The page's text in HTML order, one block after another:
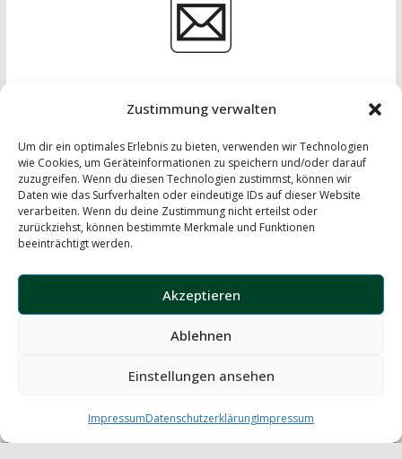
Zustimmung verwalten
Um dir ein optimales Erlebnis zu bieten, verwenden wir Technologien
wie Cookies, um Geräteinformationen zu speichern und/oder darauf
zuzugreifen. Wenn du diesen Technologien zustimmst, können wir
Daten wie das Surfverhalten oder eindeutige IDs auf dieser Website
verarbeiten. Wenn du deine Zustimmung nicht erteilst oder
zurückziehst, können bestimmte Merkmale und Funktionen
beeinträchtigt werden.
Akzeptieren
Ablehnen
Einstellungen ansehen
ImpressumDatenschutzerklärungImpressum
IMPRESSUM-DATENSCHUTZERKLÄRUNG- KONTAKT
LinkedIn
Instagram
Rechte vorbehalten.
WordPress.